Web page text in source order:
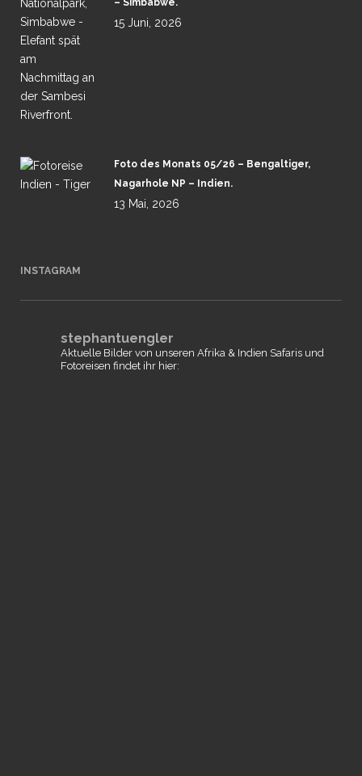
– Simbabwe.
15 Juni, 2026
Foto des Monats 05/26 – Bengaltiger,
Nagarhole NP – Indien.
13 Mai, 2026
INSTAGRAM
stephantuengler
Aktuelle Bilder von unseren Afrika & Indien Safaris und
Fotoreisen findet ihr hier: